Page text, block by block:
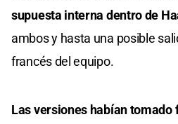
supuesta interna dentro de
ambos y hasta una posible
francés del equipo.
Las versiones habían tomado